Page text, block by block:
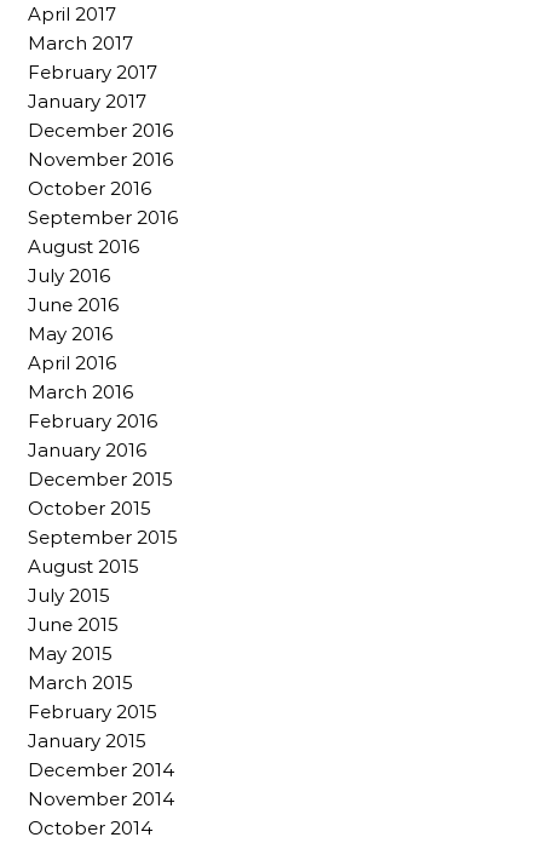
April 2017
March 2017
February 2017
January 2017
December 2016
November 2016
October 2016
September 2016
August 2016
July 2016
June 2016
May 2016
April 2016
March 2016
February 2016
January 2016
December 2015
October 2015
September 2015
August 2015
July 2015
June 2015
May 2015
March 2015
February 2015
January 2015
December 2014
November 2014
October 2014